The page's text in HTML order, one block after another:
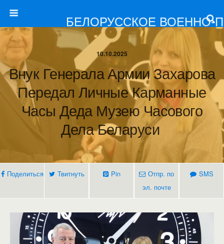
БЕЛОРУССКОЕ ВОЕННО-
10.10.2025
Внук Генерала Армии Захарова
Передал Личные Карманные
Часы Деда Музею Часового
Дела Беларуси
Поделиться Твитнуть Pin
Отпр. по
эл. почте
SMS